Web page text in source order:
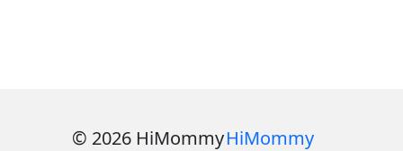
© 2026 HiMommyHiMommy